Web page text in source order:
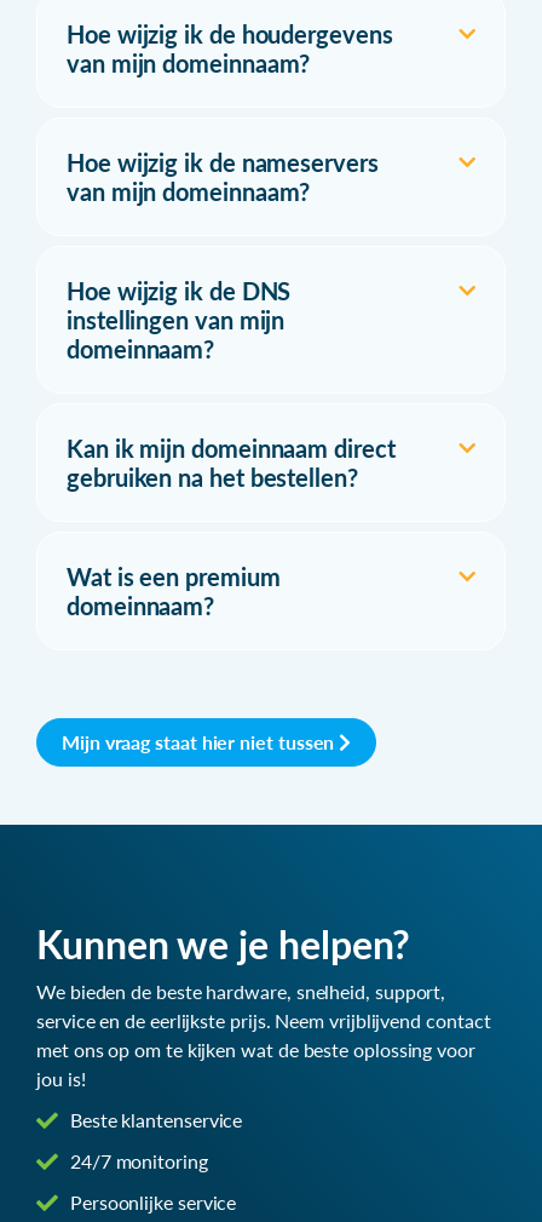
Hoe wijzig ik de houdergevens
van mijn domeinnaam?
Hoe wijzig ik de nameservers
van mijn domeinnaam?
Hoe wijzig ik de DNS
instellingen van mijn
domeinnaam?
Kan ik mijn domeinnaam direct
gebruiken na het bestellen?
Wat is een premium
domeinnaam?
Mijn vraag staat hier niet tussen
Kunnen we je helpen?
We bieden de beste hardware, snelheid, support,
service en de eerlijkste prijs. Neem vrijblijvend contact
met ons op om te kijken wat de beste oplossing voor
jou is!
Beste klantenservice
24/7 monitoring
Persoonlijke service